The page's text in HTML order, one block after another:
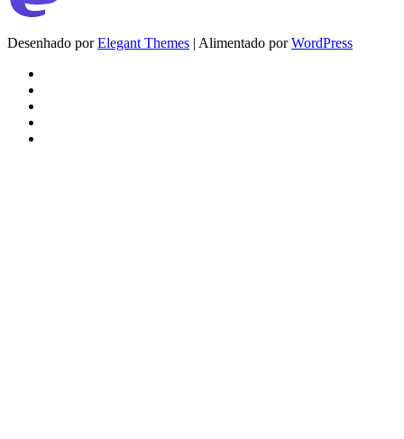
Desenhado porElegant Themes | Alimentado porWordPress